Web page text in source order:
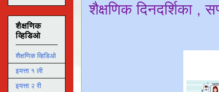
शैक्षणिक दिनदर्शिका ,
शैक्षणिक
व्हिडिओ
शैक्षणिक व्हिडिओ
इयत्ता १ ली
इयत्ता २ री